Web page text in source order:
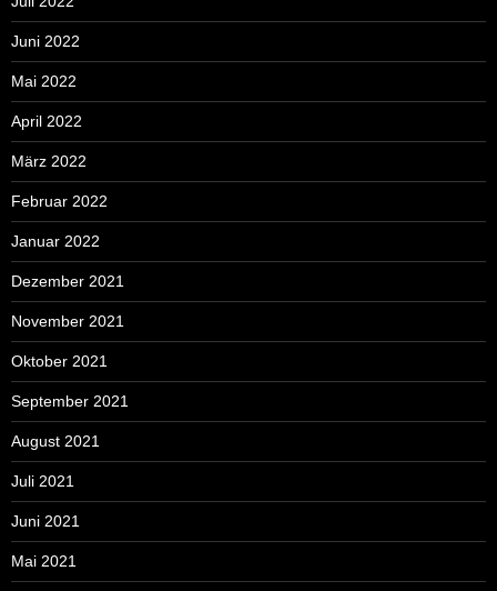
Juni 2022
Mai 2022
April 2022
März 2022
Februar 2022
Januar 2022
Dezember 2021
November 2021
Oktober 2021
September 2021
August 2021
Juli 2021
Juni 2021
Mai 2021